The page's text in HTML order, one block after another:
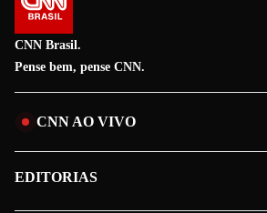
CNN Brasil.
Pense bem, pense CNN.
CNN AO VIVO
EDITORIAS